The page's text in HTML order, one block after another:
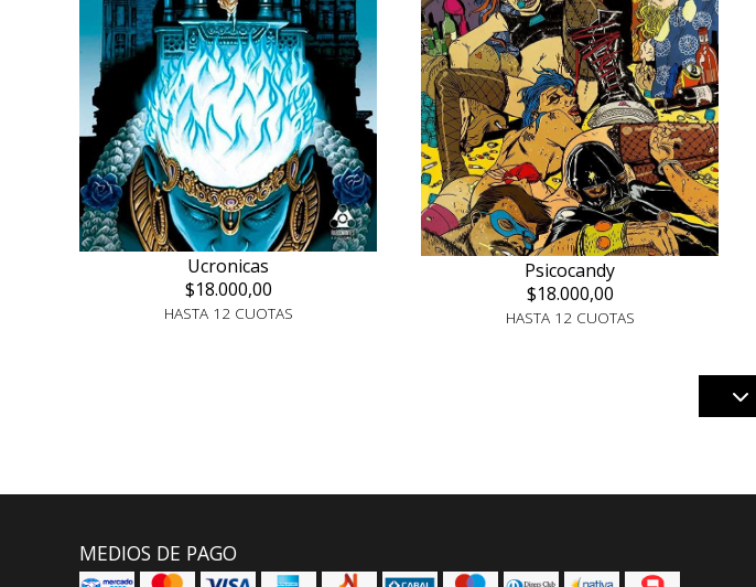
Ucronicas
$18.000,00
HASTA 12 CUOTAS
Psicocandy
$18.000,00
HASTA 12 CUOTAS
MEDIOS DE PAGO